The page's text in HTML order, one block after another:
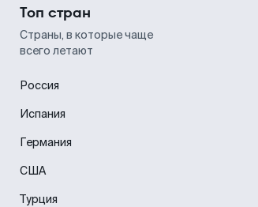
Топ стран
Страны, в которые чаще
всего летают
Россия
Испания
Германия
США
Турция